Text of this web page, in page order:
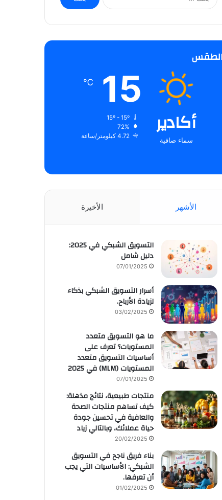
ح
الطقس
أكادير
سماء صافية
15
℃
72%
4.72 كيلومتر/ساعة
الأشهر الأخيرة
التسويق الشبكي في 2025:
دليل شامل
07/01/2025
أسرار التسويق الشبكي بذكاء
لزيادة الأرباح.
03/02/2025
ما هو التسويق متعدد
المستويات؟ تعرف على
أساسيات التسويق متعدد
المستويات (MLM) في 2025
07/01/2025
منتجات طبيعية، نتائج مذهلة:
كيف تساهم منتجات الصحة
والعافية في تحسين جودة
حياة عملائك، وبالتالي زياد
20/02/2025
بناء فريق ناجح في التسويق
الشبكي: الأساسيات التي يجب
أن تعرفها.
01/02/2025